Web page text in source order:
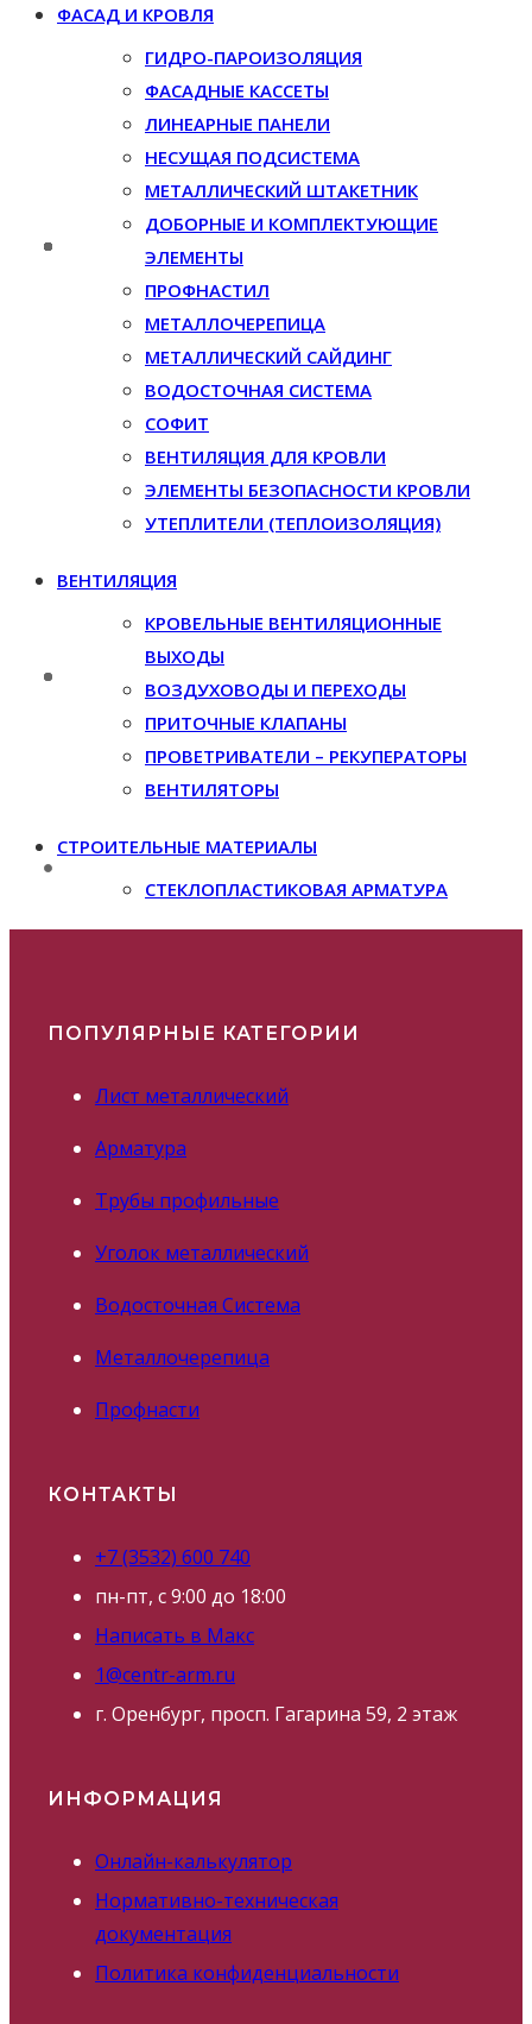
ФАСАД И КРОВЛЯ
ГИДРО-ПАРОИЗОЛЯЦИЯ
ФАСАДНЫЕ КАССЕТЫ
ЛИНЕАРНЫЕ ПАНЕЛИ
НЕСУЩАЯ ПОДСИСТЕМА
МЕТАЛЛИЧЕСКИЙ ШТАКЕТНИК
ДОБОРНЫЕ И КОМПЛЕКТУЮЩИЕ
ЭЛЕМЕНТЫ
ПРОФНАСТИЛ
МЕТАЛЛОЧЕРЕПИЦА
МЕТАЛЛИЧЕСКИЙ САЙДИНГ
ВОДОСТОЧНАЯ СИСТЕМА
СОФИТ
ВЕНТИЛЯЦИЯ ДЛЯ КРОВЛИ
ЭЛЕМЕНТЫ БЕЗОПАСНОСТИ КРОВЛИ
УТЕПЛИТЕЛИ (ТЕПЛОИЗОЛЯЦИЯ)
ВЕНТИЛЯЦИЯ
КРОВЕЛЬНЫЕ ВЕНТИЛЯЦИОННЫЕ
ВЫХОДЫ
ВОЗДУХОВОДЫ И ПЕРЕХОДЫ
ПРИТОЧНЫЕ КЛАПАНЫ
ПРОВЕТРИВАТЕЛИ – РЕКУПЕРАТОРЫ
ВЕНТИЛЯТОРЫ
СТРОИТЕЛЬНЫЕ МАТЕРИАЛЫ
СТЕКЛОПЛАСТИКОВАЯ АРМАТУРА
ПОПУЛЯРНЫЕ КАТЕГОРИИ
Лист металлический
Арматура
Трубы профильные
Уголок металлический
Водосточная Система
Металлочерепица
Профнасти
КОНТАКТЫ
+7 (3532) 600 740
пн-пт, с 9:00 до 18:00
Написать в Макс
1@centr-arm.ru
г. Оренбург, просп. Гагарина 59, 2 этаж
ИНФОРМАЦИЯ
Онлайн-калькулятор
Нормативно-техническая
документация
Политика конфиденциальности